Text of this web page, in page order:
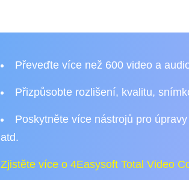
Převeďte více než 600 video a
Přizpůsobte rozlišení, kvalitu,
Poskytněte více nástrojů pro
atd.
Zjistěte více o 4Easysoft Total Video